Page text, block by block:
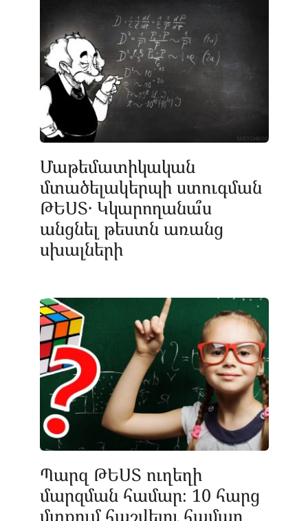
Մաթեմատիկական
մտածելակերպի ստուգման
ԹԵՍՏ․ Կկարողանա՞ս
անցնել թեստն առանց
սխալների
Պարզ ԹԵՍՏ ուղեղի
մարզման համար։ 10 հարց
մտքում հաշվելու համար